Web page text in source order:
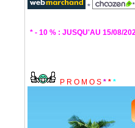
*
* - 10 % : JUSQU'AU 15/08/
P R O M O S * * *